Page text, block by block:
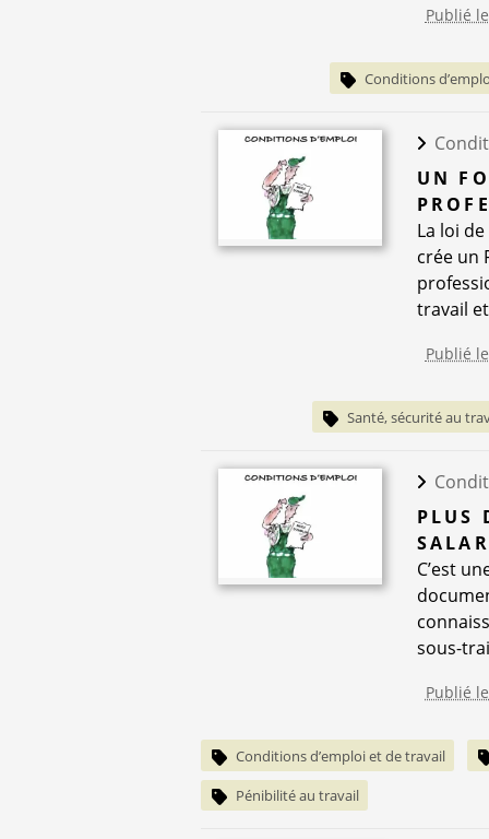
Publié
Conditions
UN
La loi
crée un
travail
Publié
Santé, sécurité au
PLUS
C’est
sous-
Publié
Conditions d’emploi et de travail
Pénibilité au travail